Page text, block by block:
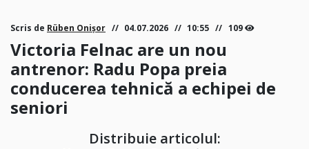
Scris de Rüben Onișor 04.07.2026 10:55 109
Victoria Felnac are un nou
antrenor: Radu Popa preia
conducerea tehnică a echipei de
seniori
Distribuie articolul: